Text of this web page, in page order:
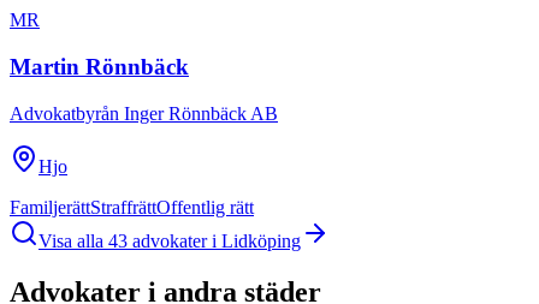
MR
Martin Rönnbäck
Advokatbyrån Inger Rönnbäck AB
Hjo
FamiljerättStraffrättOffentlig rätt
Visa alla 43 advokater i Lidköping
Advokater i andra städer